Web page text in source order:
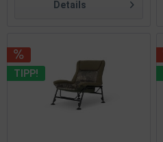
Details
TIPP!